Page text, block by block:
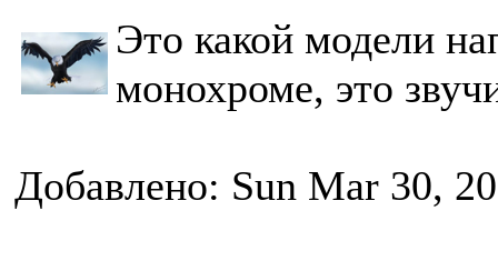
Это какой модели
монохроме, это
Добавлено: Sun Mar 30,